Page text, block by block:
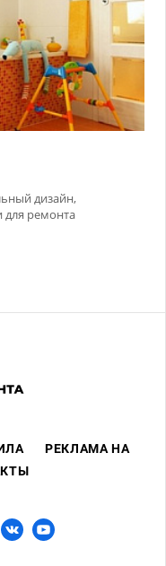
дизайн,
для ремонта
РЕКЛАМА НА